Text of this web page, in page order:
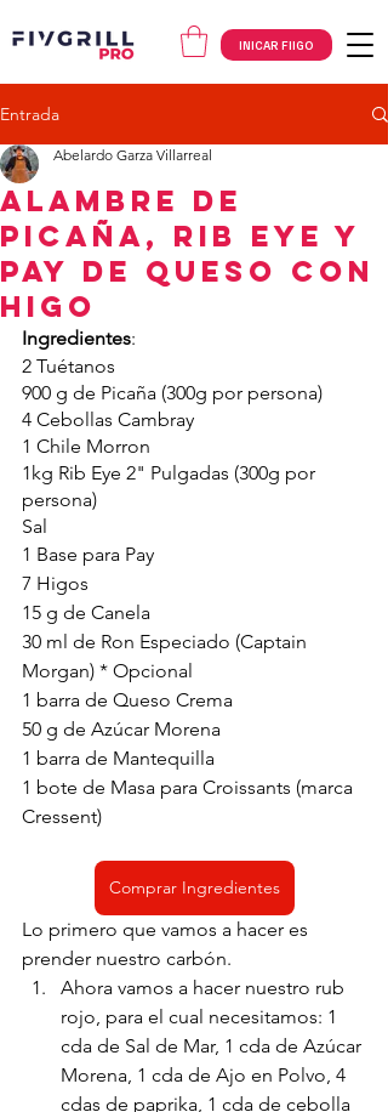
INICAR FIIGO
Entrada
Alambre de
picaña, Rib eye y
pay de queso con
higo
Abelardo Garza Villarreal
Ingredientes:
2 Tuétanos
900 g de Picaña (300g por persona)
4 Cebollas Cambray
1 Chile Morron
1kg Rib Eye 2" Pulgadas (300g por
persona)
Sal
1 Base para Pay
7 Higos
15 g de Canela
30 ml de Ron Especiado (Captain
Morgan) * Opcional
1 barra de Queso Crema
50 g de Azúcar Morena
1 barra de Mantequilla
1 bote de Masa para Croissants (marca
Cressent)
Comprar Ingredientes
Lo primero que vamos a hacer es
prender nuestro carbón.
Ahora vamos a hacer nuestro rub
rojo, para el cual necesitamos: 1
cda de Sal de Mar, 1 cda de Azúcar
Morena, 1 cda de Ajo en Polvo, 4
cdas de paprika, 1 cda de cebolla